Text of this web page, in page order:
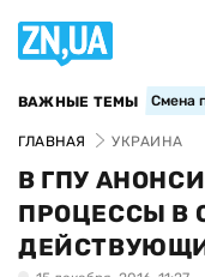
ВАЖНЫЕ ТЕМЫ Смена
ГЛАВНАЯ УКРАИНА
В ГПУ
ПРОЦЕССЫ В